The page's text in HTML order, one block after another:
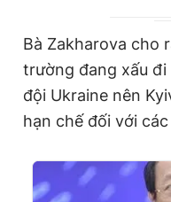
e
n
m
o
Bà Zakharova cho
trường đang xấu
đội Ukraine nên
hạn chế đối với